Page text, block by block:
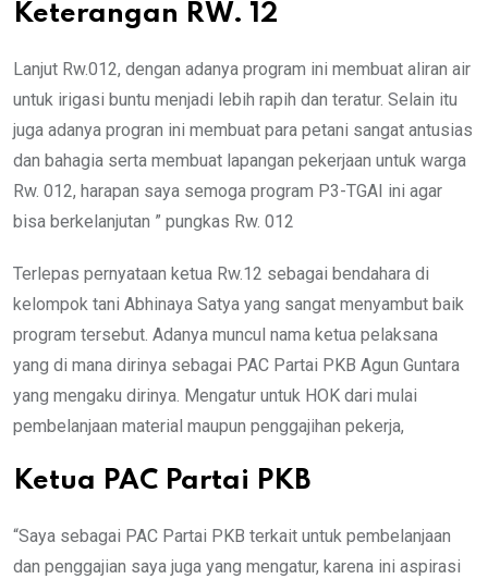
Keterangan RW. 12
Lanjut Rw.012, dengan adanya program ini membuat aliran air
untuk irigasi buntu menjadi lebih rapih dan teratur. Selain itu
juga adanya progran ini membuat para petani sangat antusias
dan bahagia serta membuat lapangan pekerjaan untuk warga
Rw. 012, harapan saya semoga program P3-TGAI ini agar
bisa berkelanjutan ” pungkas Rw. 012
Terlepas pernyataan ketua Rw.12 sebagai bendahara di
kelompok tani Abhinaya Satya yang sangat menyambut baik
program tersebut. Adanya muncul nama ketua pelaksana
yang di mana dirinya sebagai PAC Partai PKB Agun Guntara
yang mengaku dirinya. Mengatur untuk HOK dari mulai
pembelanjaan material maupun penggajihan pekerja,
Ketua PAC Partai PKB
“Saya sebagai PAC Partai PKB terkait untuk pembelanjaan
dan penggajian saya juga yang mengatur, karena ini aspirasi